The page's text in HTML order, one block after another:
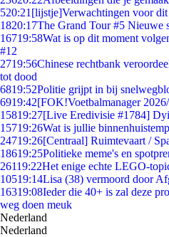
520:21 [lijstje]Verwachtingen voor dit
1820:17The Grand Tour #5 Nieuwe
16719:58Wat is op dit moment
#12
2719:56Chinese rechtbank
tot dood
6819:52Politie grijpt in bij
6919:42[FOK!Voetbalmanager
15819:27[Live Eredivisie #1784]
15719:26Wat is jullie
24719:26[Centraal] Ruimtevaart /
18619:25Politieke meme's en
26119:22Het enige echte LEGO-
10519:14Lisa (38) vermoord door
16319:08Ieder die 40+ is zal deze
weg doen meuk
Nederland
Nederland